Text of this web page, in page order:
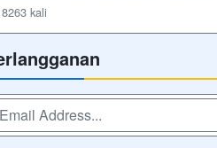
8263 kali